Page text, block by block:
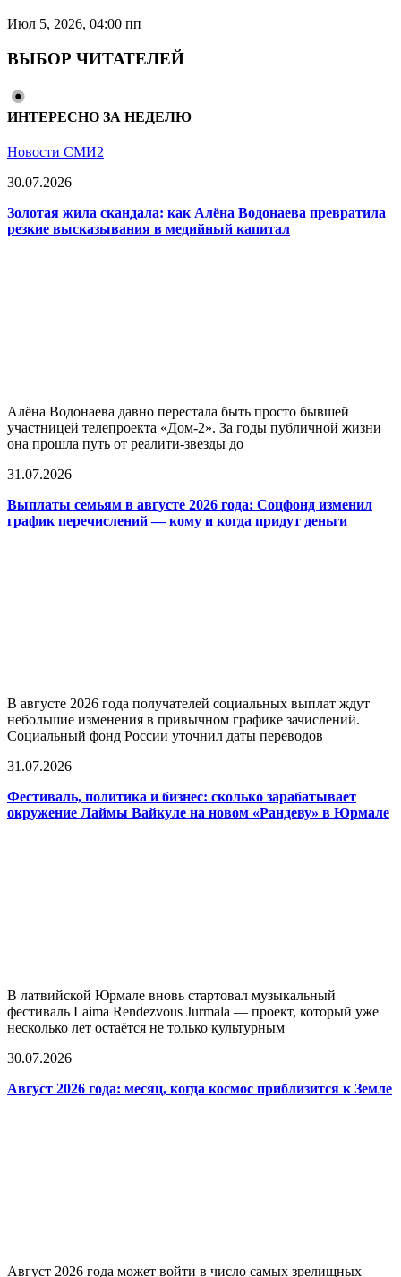
Июл 5, 2026, 04:00 пп
ВЫБОР ЧИТАТЕЛЕЙ
ИНТЕРЕСНО ЗА НЕДЕЛЮ
Новости СМИ2
30.07.2026
Золотая жила скандала: как Алёна Водонаева превратила
резкие высказывания в медийный капитал
Алёна Водонаева давно перестала быть просто бывшей
участницей телепроекта «Дом-2». За годы публичной жизни
она прошла путь от реалити-звезды до
31.07.2026
Выплаты семьям в августе 2026 года: Соцфонд изменил
график перечислений — кому и когда придут деньги
В августе 2026 года получателей социальных выплат ждут
небольшие изменения в привычном графике зачислений.
Социальный фонд России уточнил даты переводов
31.07.2026
Фестиваль, политика и бизнес: сколько зарабатывает
окружение Лаймы Вайкуле на новом «Рандеву» в Юрмале
В латвийской Юрмале вновь стартовал музыкальный
фестиваль Laima Rendezvous Jurmala — проект, который уже
несколько лет остаётся не только культурным
30.07.2026
Август 2026 года: месяц, когда космос приблизится к Земле
Август 2026 года может войти в число самых зрелищных